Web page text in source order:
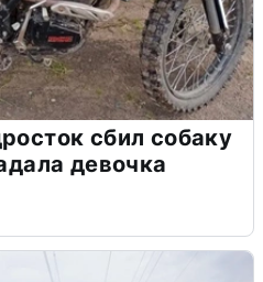
сбил собаку
девочка